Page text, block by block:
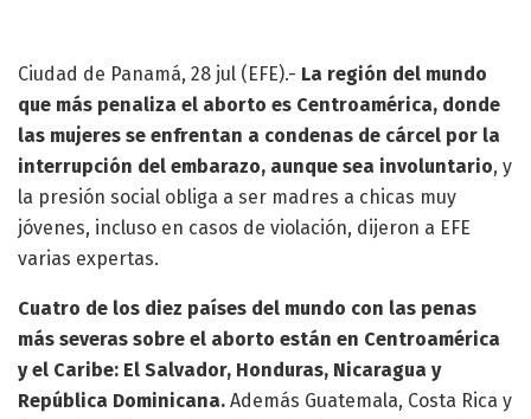
Ciudad de Panamá, 28 jul (EFE).- La región del mundo
que más penaliza el aborto es Centroamérica, donde
las mujeres se enfrentan a condenas de cárcel por la
interrupción del embarazo, aunque sea involuntario, y
la presión social obliga a ser madres a chicas muy
jóvenes, incluso en casos de violación, dijeron a EFE
varias expertas.
Cuatro de los diez países del mundo con las penas
más severas sobre el aborto están en Centroamérica
y el Caribe: El Salvador, Honduras, Nicaragua y
República Dominicana. Además Guatemala, Costa Rica y